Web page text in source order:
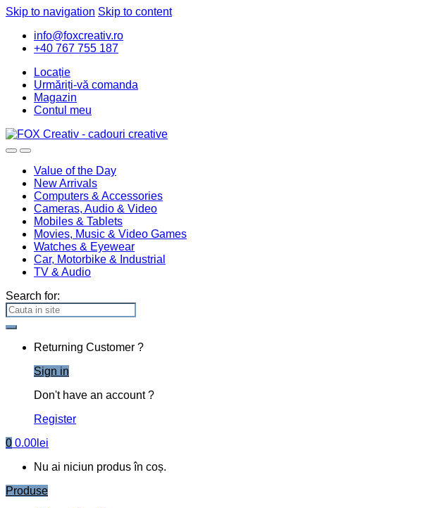
Skip to navigation Skip to content
info@foxcreativ.ro
+40 767 755 187
Locație
Urmăriți-vă comanda
Magazin
Contul meu
Value of the Day
New Arrivals
Computers & Accessories
Cameras, Audio & Video
Mobiles & Tablets
Movies, Music & Video Games
Watches & Eyewear
Car, Motorbike & Industrial
TV & Audio
Search for:
Returning Customer ?
Sign in
Don't have an account ?
Register
0 0.00 lei
Nu ai niciun produs în coș.
Produse